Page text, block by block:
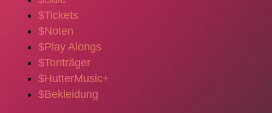
$Tickets
$Noten
$Play Alongs
$Tonträger
$HutterMusic+
$Bekleidung